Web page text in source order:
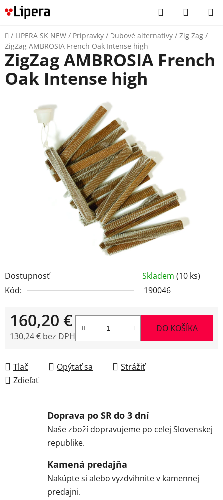
Prejsť
na
obsah
Hľadať
KOŠÍK
Domov
/ LIPERA SK NEW / Prípravky / Dubové alternatívy / Zig Zag /
ZigZag AMBROSIA French Oak Intense high
Dostupnosť Skladem (10 ks)
Kód:
190046
160,20 €
130,24 € bez DPH
DO KOŠÍKA
Tlač Opýtať sa
Strážiť
Zdieľať
ZigZag AMBROSIA French
Oak Intense high
Doprava po SR do 3 dní
Naše zboží dopravujeme po celej Slovenskej
republike.
Kamená predajňa
Nakúpte si alebo vyzdvihnite v kamennej
predajni.